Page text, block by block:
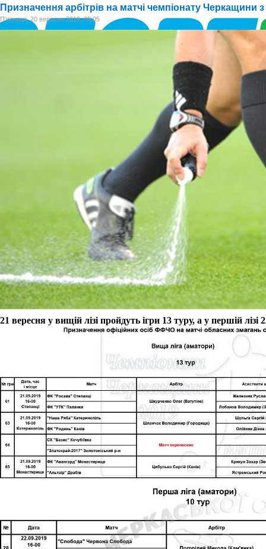
Призначення арбітрів на матчі чемпіонату Черкащини
П'ятниця, 20 вересня 2019, 09:05
21 вересня у вищій лізі пройдуть ігри 13 туру, а у першій